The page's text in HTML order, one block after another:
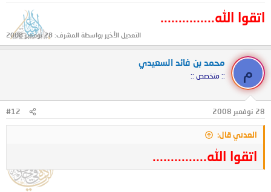
اتقوا الله...............
التعديل الأخير بواسطة المشرف: 28 نوفمبر 2008
م
محمد بن فائد السعيدي
:: متخصص ::
28 نوفمبر 2008 #12
العدني قال:
اتقوا الله...............